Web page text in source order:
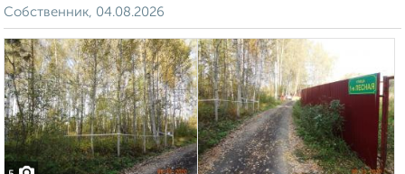
Собственник, 04.08.2026